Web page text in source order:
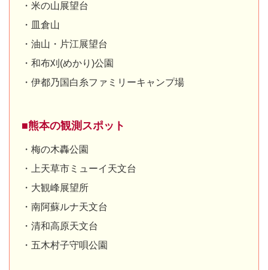
・米の山展望台
・皿倉山
・油山・片江展望台
・和布刈(めかり)公園
・伊都乃国白糸ファミリーキャンプ場
■熊本の観測スポット
・梅の木轟公園
・上天草市ミューイ天文台
・大観峰展望所
・南阿蘇ルナ天文台
・清和高原天文台
・五木村子守唄公園